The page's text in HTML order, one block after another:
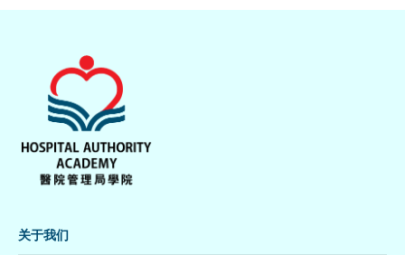
关于我们